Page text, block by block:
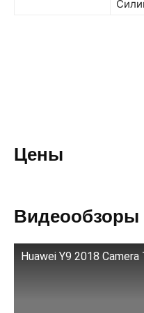
Цены
Видеообзоры
Huawei Y9 2018 Camera